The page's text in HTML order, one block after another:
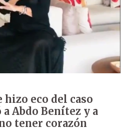
hizo eco del caso
a Abdo Benítez y a
tener corazón